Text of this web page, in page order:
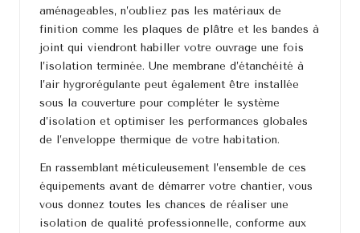
aménageables, n’oubliez pas les matériaux de
finition comme les plaques de plâtre et les bandes à
joint qui viendront habiller votre ouvrage une fois
l’isolation terminée. Une membrane d’étanchéité à
l’air hygrorégulante peut également être installée
sous la couverture pour compléter le système
d’isolation et optimiser les performances globales
de l’enveloppe thermique de votre habitation.
En rassemblant méticuleusement l’ensemble de ces
équipements avant de démarrer votre chantier, vous
vous donnez toutes les chances de réaliser une
isolation de qualité professionnelle, conforme aux